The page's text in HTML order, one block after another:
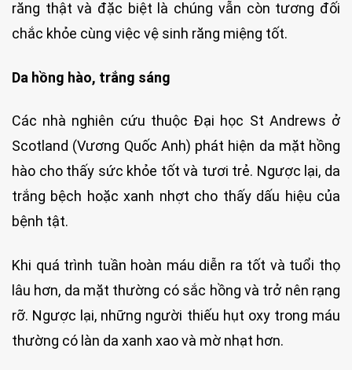
răng thật và đặc biệt là chúng vẫn còn tương đối
chắc khỏe cùng việc vệ sinh răng miệng tốt.
Da hồng hào, trắng sáng
Các nhà nghiên cứu thuộc Đại học St Andrews ở
Scotland (Vương Quốc Anh) phát hiện da mặt hồng
hào cho thấy sức khỏe tốt và tươi trẻ. Ngược lại, da
trắng bệch hoặc xanh nhợt cho thấy dấu hiệu của
bệnh tật.
Khi quá trình tuần hoàn máu diễn ra tốt và tuổi thọ
lâu hơn, da mặt thường có sắc hồng và trở nên rạng
rỡ. Ngược lại, những người thiếu hụt oxy trong máu
thường có làn da xanh xao và mờ nhạt hơn.